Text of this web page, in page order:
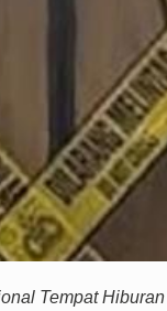
Tempat